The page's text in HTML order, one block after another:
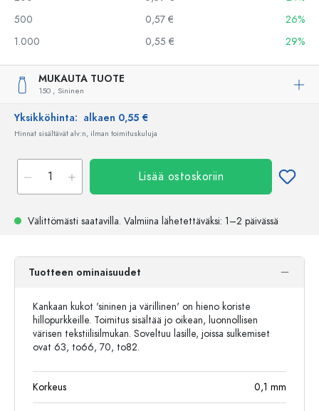
500
0,57 €
26%
1.000
0,55 € 29%
MUKAUTA TUOTE
150 , Sininen
Yksikköhinta: alkaen 0,55 €
Hinnat sisältävät alv:n, ilman toimituskuluja
Lisää ostoskoriin
Välittömästi saatavilla. Valmiina lähetettäväksi: 1–2 päivässä
Tuotteen ominaisuudet
Kankaan kukot 'sininen ja värillinen' on hieno koriste
hillopurkkeille. Toimitus sisältää jo oikean, luonnollisen
värisen tekstiilisilmukan. Soveltuu lasille, joissa sulkemiset
ovat 63, to66, 70, to82.
Korkeus 0,1 mm